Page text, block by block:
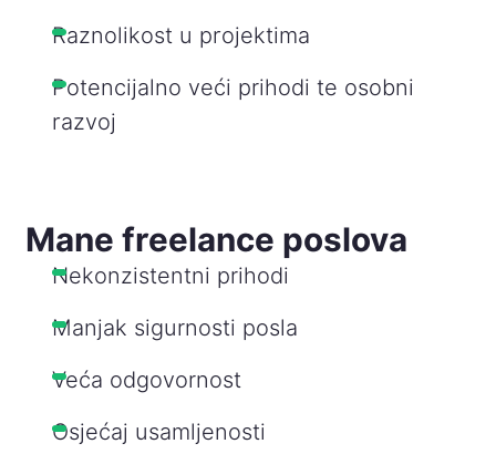
Raznolikost u projektima
Potencijalno veći prihodi te osobni
razvoj
Mane freelance poslova
Nekonzistentni prihodi
Manjak sigurnosti posla
Veća odgovornost
Osjećaj usamljenosti